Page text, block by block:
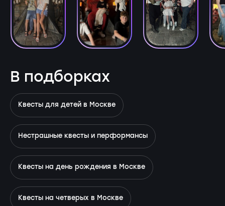
В подборках
Квесты для детей в Москве
Нестрашные квесты и перформансы
Квесты на день рождения в Москве
Квесты на четверых в Москве